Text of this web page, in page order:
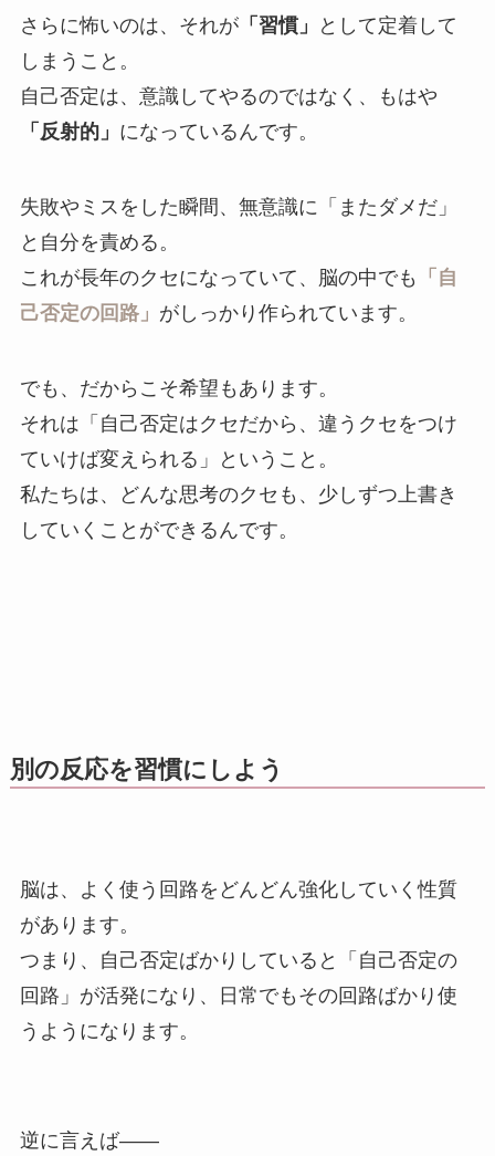
さらに怖いのは、それが「習慣」
として定着して
しまうこと。
自己否定は、意識してやるのではなく、もはや
「反射的」 になっているんです。
失敗やミスをした瞬間、無意識に「またダメだ」
と自分を責める。
これが長年のクセになっていて、脳の中でも
「自
己否定の回路」 がしっかり作られています。
でも、だからこそ希望もあります。
それは「自己否定はクセだから、違うクセをつけ
ていけば変えられる」ということ。
私たちは、どんな思考のクセも、少しずつ上書き
していくことができるんです。
別の反応を習慣にしよう
脳は、よく使う回路をどんどん強化していく性質
があります。
つまり、自己否定ばかりしていると「自己否定の
回路」が活発になり、日常でもその回路ばかり使
うようになります。
逆に言えば――